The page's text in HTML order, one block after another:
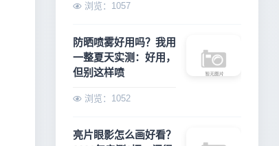
浏览：1057
防晒喷雾好用吗？我用
一整夏天实测：好用，
但别这样喷
浏览：1052
亮片眼影怎么画好看？